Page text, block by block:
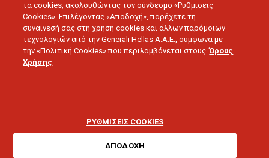
LOVE U
σας πρόσωπο
τα cookies, ακολουθώντας τον σύνδεσμο «Ρυθμίσεις
Cookies». Επιλέγοντας «Αποδοχή», παρέχετε τη
συναίνεσή σας στη χρήση cookies και άλλων παρόμοιων
τεχνολογιών από την Generali Hellas A.A.E., σύμφωνα με
την «Πολιτική Cookies» που περιλαμβάνεται στους Όρους
Χρήσης
ΡΥΘΜΙΣΕΙΣ COOKIES
ΑΠΟΔΟΧΗ